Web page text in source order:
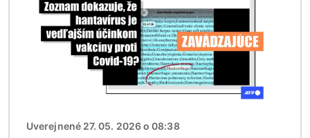
Uverejnené 27. 05. 2026 o 08:38